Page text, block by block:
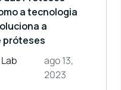
a tecnologia
a
próteses
ago 13,
2023